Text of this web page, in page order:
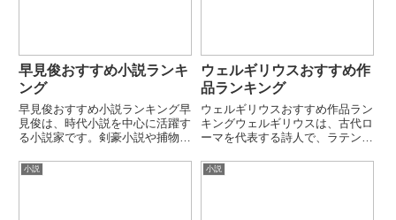
早見俊おすすめ小説ランキ
ング
早見俊おすすめ小説ランキング早
見俊は、時代小説を中心に活躍す
る小説家です。剣豪小説や捕物
で幅広い作品を手がけ、読みやす
ウェルギリウスおすすめ作
品ランキング
ウェルギリウスおすすめ作品ラン
キングウェルギリウスは、古代ロ
ーマを代表する詩人で、ラテン文
す。特に『アエネーイス』はロー
小説 小説